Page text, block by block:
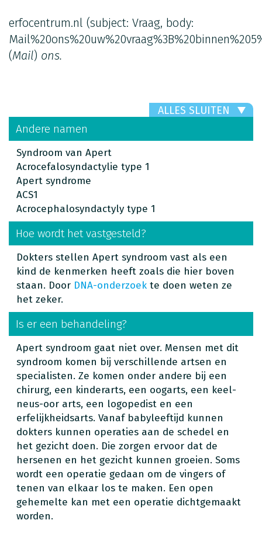
erfocentrum.nl (subject: Vraag, body:
(Mail) ons.
ALLES SLUITEN
Andere namen
Syndroom van Apert
Acrocefalosyndactylie type 1
Apert syndrome
ACS1
Acrocephalosyndactyly type 1
Hoe wordt het vastgesteld?
Dokters stellen Apert syndroom vast als een
kind de kenmerken heeft zoals die hier boven
staan. Door DNA-onderzoek te doen weten ze
het zeker.
Is er een behandeling?
Apert syndroom gaat niet over. Mensen met dit
syndroom komen bij verschillende artsen en
specialisten. Ze komen onder andere bij een
chirurg, een kinderarts, een oogarts, een keel-
neus-oor arts, een logopedist en een
erfelijkheidsarts. Vanaf babyleeftijd kunnen
dokters kunnen operaties aan de schedel en
het gezicht doen. Die zorgen ervoor dat de
hersenen en het gezicht kunnen groeien. Soms
wordt een operatie gedaan om de vingers of
tenen van elkaar los te maken. Een open
gehemelte kan met een operatie dichtgemaakt
worden.